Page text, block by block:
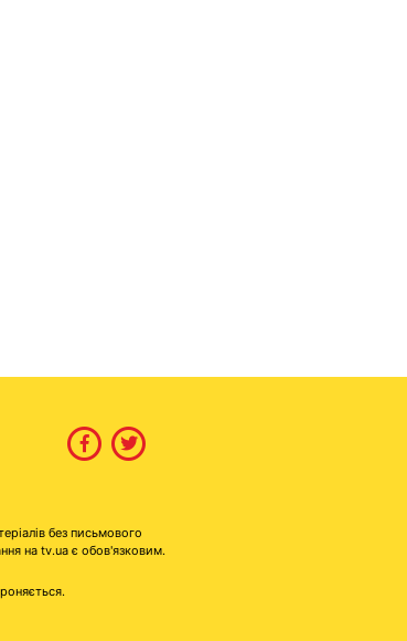
без письмового
на tv.ua є обов'язковим.